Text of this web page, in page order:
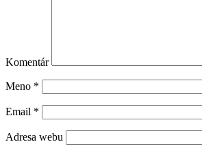
Komentár
Meno *
Email *
Adresa webu